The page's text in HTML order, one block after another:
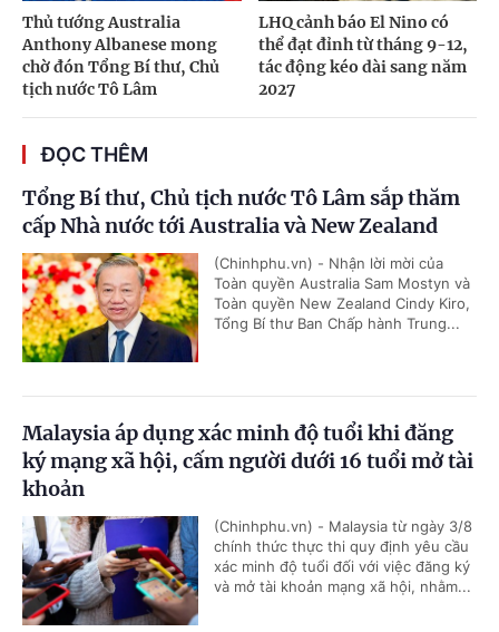
Thủ tướng Australia
Anthony Albanese mong
chờ đón Tổng Bí thư, Chủ
tịch nước Tô Lâm
LHQ cảnh báo El Nino có
thể đạt đỉnh từ tháng 9-12,
tác động kéo dài sang năm
2027
ĐỌC THÊM
Tổng Bí thư, Chủ tịch nước Tô Lâm sắp thăm
cấp Nhà nước tới Australia và New Zealand
(Chinhphu.vn) - Nhận lời mời của
Toàn quyền Australia Sam Mostyn và
Toàn quyền New Zealand Cindy Kiro,
Tổng Bí thư Ban Chấp hành Trung...
Malaysia áp dụng xác minh độ tuổi khi đăng
ký mạng xã hội, cấm người dưới 16 tuổi mở tài
khoản
(Chinhphu.vn) - Malaysia từ ngày 3/8
chính thức thực thi quy định yêu cầu
xác minh độ tuổi đối với việc đăng ký
và mở tài khoản mạng xã hội, nhằm...